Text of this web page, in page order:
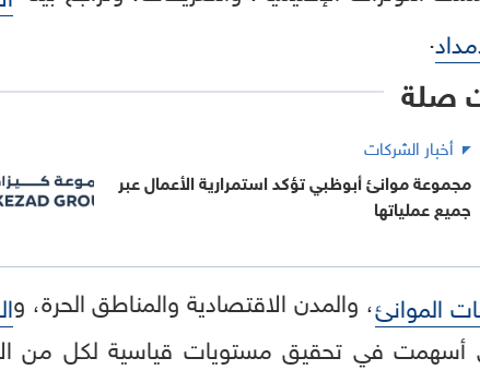
.
صلة
أخبار الشركات
مجموعة موانئ أبوظبي تؤكد استمرارية الأعمال عبر
جميع عملياتها
الموانئ، والمدن الاقتصادية والمناطق الحرة، و